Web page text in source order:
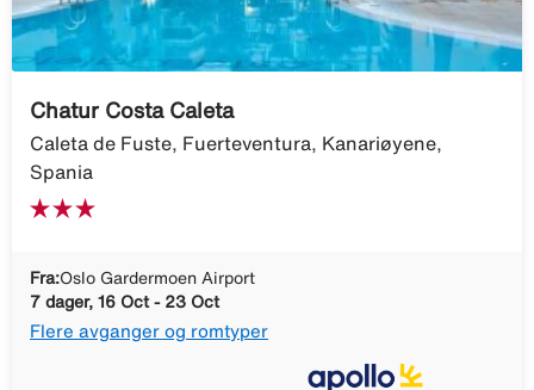
Chatur Costa Caleta
Caleta de Fuste, Fuerteventura, Kanariøyene,
Spania
Fra:Oslo Gardermoen Airport
7 dager, 16 Oct - 23 Oct
Flere avganger og romtyper